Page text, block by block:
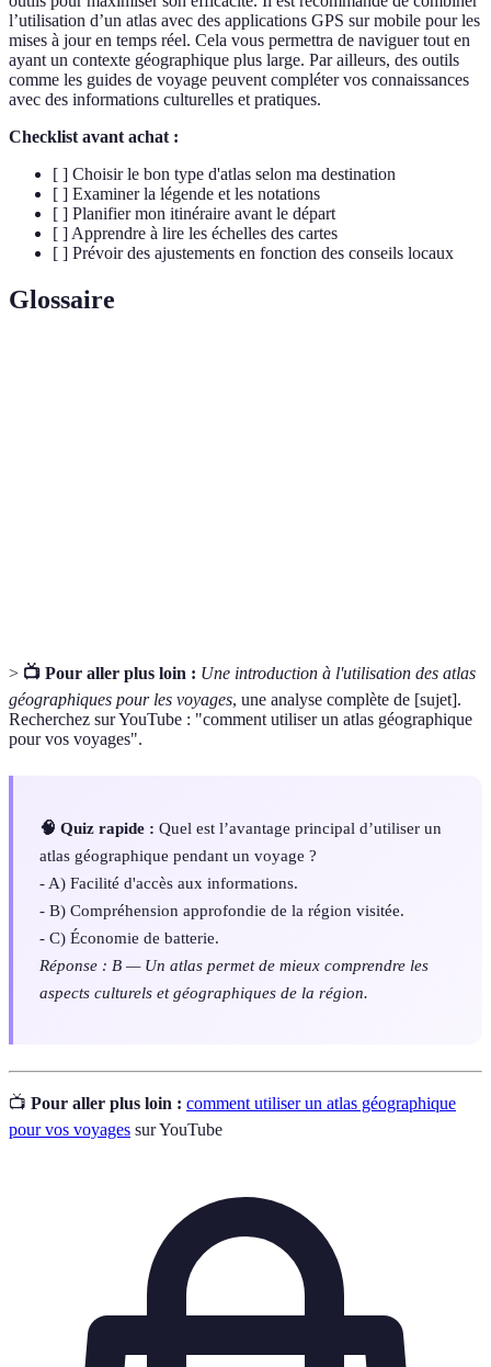
l’utilisation d’un atlas avec des applications GPS sur mobile pour les
mises à jour en temps réel. Cela vous permettra de naviguer tout en
ayant un contexte géographique plus large. Par ailleurs, des outils
comme les guides de voyage peuvent compléter vos connaissances
avec des informations culturelles et pratiques.
Checklist avant achat :
[ ] Choisir le bon type d'atlas selon ma destination
[ ] Examiner la légende et les notations
[ ] Planifier mon itinéraire avant le départ
[ ] Apprendre à lire les échelles des cartes
[ ] Prévoir des ajustements en fonction des conseils locaux
Glossaire
> 📺 Pour aller plus loin : Une introduction à l'utilisation des atlas
géographiques pour les voyages, une analyse complète de [sujet].
Recherchez sur YouTube : "comment utiliser un atlas géographique
pour vos voyages".
🧠 Quiz rapide : Quel est l’avantage principal d’utiliser un
atlas géographique pendant un voyage ?
- A) Facilité d'accès aux informations.
- B) Compréhension approfondie de la région visitée.
- C) Économie de batterie.
Réponse : B — Un atlas permet de mieux comprendre les
aspects culturels et géographiques de la région.
📺 Pour aller plus loin : comment utiliser un atlas géographique
pour vos voyages sur YouTube